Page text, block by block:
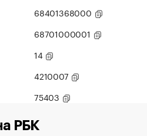
68401368000
68701000001
14
4210007
75403
РБК